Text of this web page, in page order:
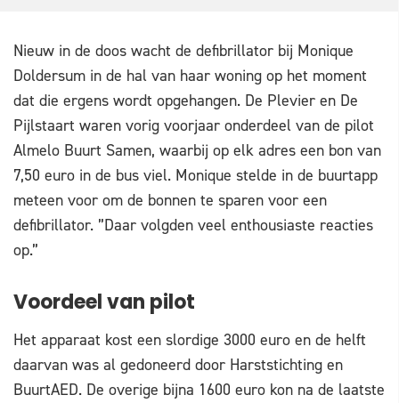
Nieuw in de doos wacht de defibrillator bij Monique
Doldersum in de hal van haar woning op het moment
dat die ergens wordt opgehangen. De Plevier en De
Pijlstaart waren vorig voorjaar onderdeel van de pilot
Almelo Buurt Samen, waarbij op elk adres een bon van
7,50 euro in de bus viel. Monique stelde in de buurtapp
meteen voor om de bonnen te sparen voor een
defibrillator. ”Daar volgden veel enthousiaste reacties
op.”
Voordeel van pilot
Het apparaat kost een slordige 3000 euro en de helft
daarvan was al gedoneerd door Harststichting en
BuurtAED. De overige bijna 1600 euro kon na de laatste